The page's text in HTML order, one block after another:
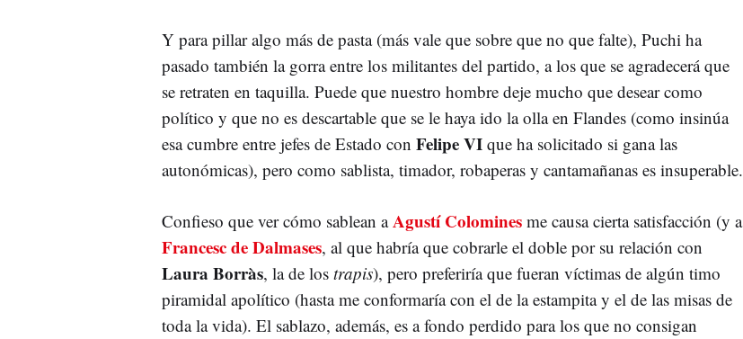
Y para pillar algo más de pasta (más vale que sobre que no que falte), Puchi ha
pasado también la gorra entre los militantes del partido, a los que se agradecerá que
se retraten en taquilla. Puede que nuestro hombre deje mucho que desear como
político y que no es descartable que se le haya ido la olla en Flandes (como insinúa
esa cumbre entre jefes de Estado con Felipe VI que ha solicitado si gana las
autonómicas), pero como sablista, timador, robaperas y cantamañanas es insuperable.
Confieso que ver cómo sablean aAgustí Colomines me causa cierta satisfacción (y a
Francesc de Dalmases, al que habría que cobrarle el doble por su relación con
Laura Borràs, la de los trapis), pero preferiría que fueran víctimas de algún timo
piramidal apolítico (hasta me conformaría con el de la estampita y el de las misas de
toda la vida). El sablazo, además, es a fondo perdido para los que no consigan